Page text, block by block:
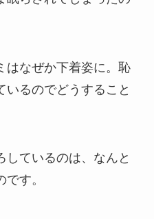
はなぜか下着姿に。恥
いるのでどうすること
しているのは、なんと
す。